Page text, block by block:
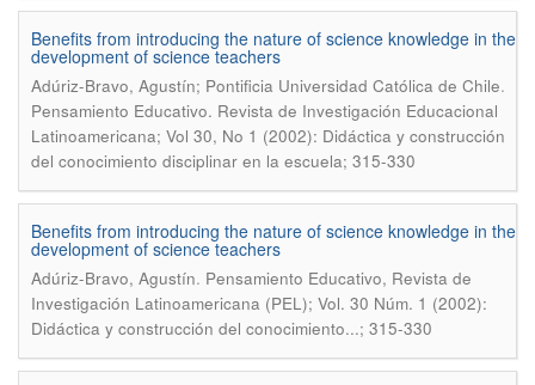
Benefits from introducing the nature of science knowledge in the
development of science teachers
Adúriz-Bravo, Agustín; Pontificia Universidad Católica de Chile.
Pensamiento Educativo. Revista de Investigación Educacional
Latinoamericana; Vol 30, No 1 (2002): Didáctica y construcción
del conocimiento disciplinar en la escuela; 315-330
Benefits from introducing the nature of science knowledge in the
development of science teachers
Adúriz-Bravo, Agustín. Pensamiento Educativo, Revista de
Investigación Latinoamericana (PEL); Vol. 30 Núm. 1 (2002):
Didáctica y construcción del conocimiento...; 315-330